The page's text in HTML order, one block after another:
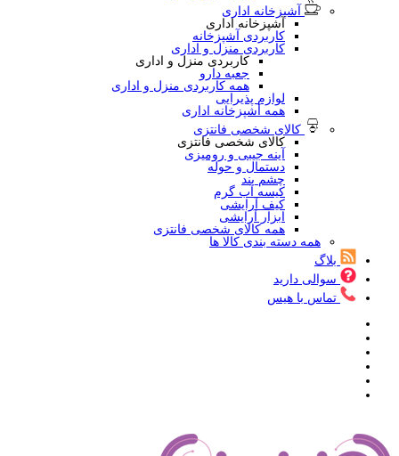
آشپزخانه اداری
آشپزخانه اداری
کاربردی آشپزخانه
کاربردی منزل و اداری
کاربردی منزل و اداری
جعبه دارو
همه کاربردی منزل و اداری
لوازم پذیرایی
همه آشپزخانه اداری
کالای شخصی فانتزی
کالای شخصی فانتزی
آینه جیبی و رومیزی
دستمال و حوله
چشم بند
کیسه آب گرم
کیف آرایشی
ابزار آرایشی
همه کالای شخصی فانتزی
همه دسته بندی کالا ها
بلاگ
سوالی دارید
تماس با هیس